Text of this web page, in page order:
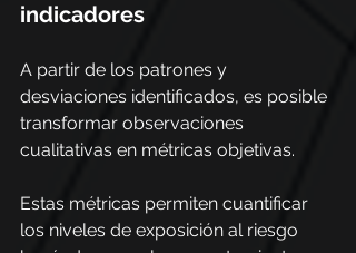
indicadores
A partir de los patrones y
desviaciones identificados, es posible
transformar observaciones
cualitativas en métricas objetivas.
Estas métricas permiten cuantificar
los niveles de exposición al riesgo